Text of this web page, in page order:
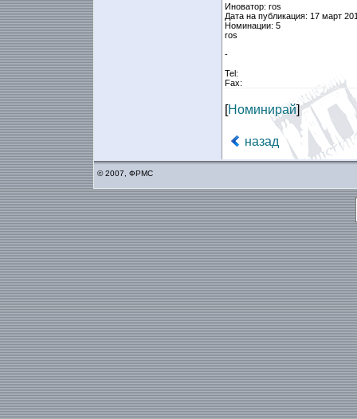
Иноватор: ros
Дата на публикация: 17 март
Номинации: 5
ros
-
Tel:
Fax:
[Номинирай]
назад
© 2007, ФРМС